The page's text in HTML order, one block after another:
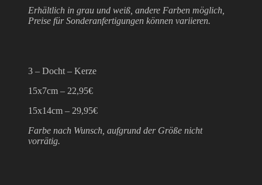
Erhältlich in grau und weiß, andere Farben möglich,
Preise für Sonderanfertigungen können variieren.
3 – Docht – Kerze
15x7cm – 22,95€
15x14cm – 29,95€
Farbe nach Wunsch, aufgrund der Größe nicht
vorrätig.